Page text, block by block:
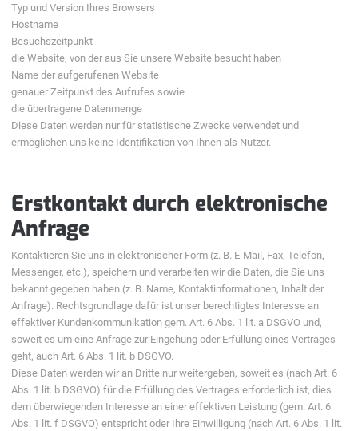
Typ und Version Ihres Browsers
Hostname
Besuchszeitpunkt
die Website, von der aus Sie unsere Website besucht haben
Name der aufgerufenen Website
genauer Zeitpunkt des Aufrufes sowie
die übertragene Datenmenge
Diese Daten werden nur für statistische Zwecke verwendet und
ermöglichen uns keine Identifikation von Ihnen als Nutzer.
Erstkontakt durch elektronische
Anfrage
Kontaktieren Sie uns in elektronischer Form (z. B. E-Mail, Fax, Telefon,
Messenger, etc.), speichern und verarbeiten wir die Daten, die Sie uns
bekannt gegeben haben (z. B. Name, Kontaktinformationen, Inhalt der
Anfrage). Rechtsgrundlage dafür ist unser berechtigtes Interesse an
effektiver Kundenkommunikation gem. Art. 6 Abs. 1 lit. a DSGVO und,
soweit es um eine Anfrage zur Eingehung oder Erfüllung eines Vertrages
geht, auch Art. 6 Abs. 1 lit. b DSGVO.
Diese Daten werden wir an Dritte nur weitergeben, soweit es (nach Art. 6
Abs. 1 lit. b DSGVO) für die Erfüllung des Vertrages erforderlich ist, dies
dem überwiegenden Interesse an einer effektiven Leistung (gem. Art. 6
Abs. 1 lit. f DSGVO) entspricht oder Ihre Einwilligung (nach Art. 6 Abs. 1 lit.